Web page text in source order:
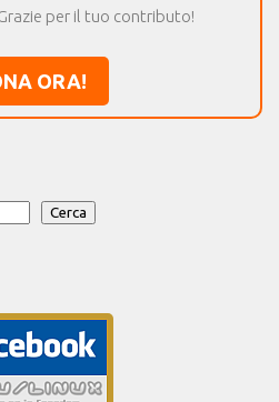
per il tuo contributo!
ORA!
Cerca